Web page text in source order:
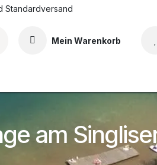
Standardversand
Mein Warenkorb
am